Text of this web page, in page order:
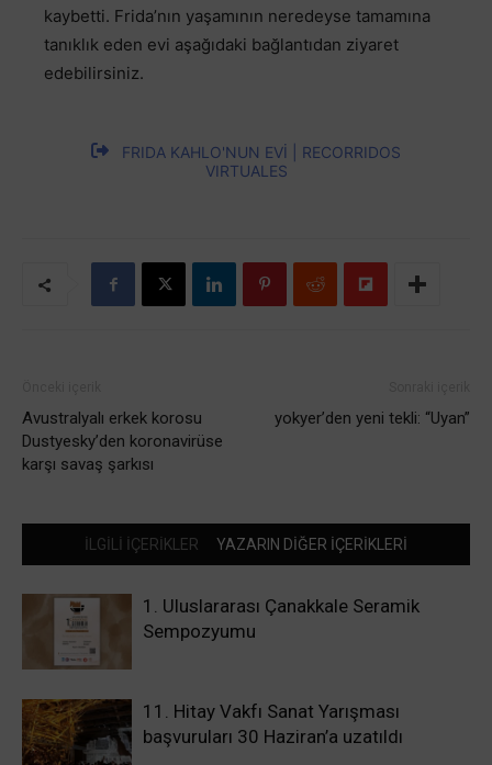
kaybetti. Frida’nın yaşamının neredeyse tamamına
tanıklık eden evi aşağıdaki bağlantıdan ziyaret
edebilirsiniz.
FRIDA KAHLO'NUN EVİ | RECORRIDOS
VIRTUALES
Avustralyalı erkek korosu
Dustyesky’den koronavirüse
karşı savaş şarkısı
yokyer’den yeni tekli: “Uyan”
İLGİLİ İÇERİKLER YAZARIN DİĞER İÇERİKLERİ
1. Uluslararası Çanakkale Seramik
Sempozyumu
11. Hitay Vakfı Sanat Yarışması
başvuruları 30 Haziran’a uzatıldı